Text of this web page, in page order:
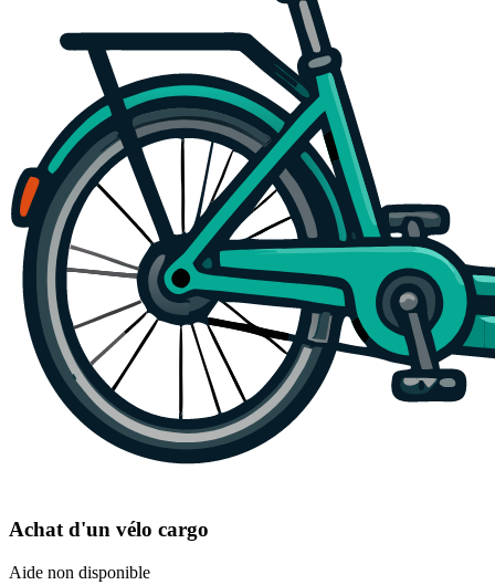
Achat d'un vélo cargo
Aide non disponible